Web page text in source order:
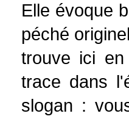
Elle évoque
péché
trouve ici
trace dans
slogan :